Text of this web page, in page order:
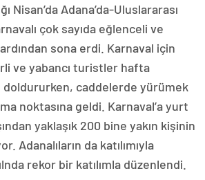
Nisan’da Adana’da-Uluslararası
çok sayıda eğlenceli ve
sona erdi. Karnaval için
ve yabancı turistler hafta
doldururken, caddelerde yürümek
noktasına geldi. Karnaval’a yurt
yaklaşık 200 bine yakın kişinin
Adanalıların da katılımıyla
rekor bir katılımla düzenlendi.